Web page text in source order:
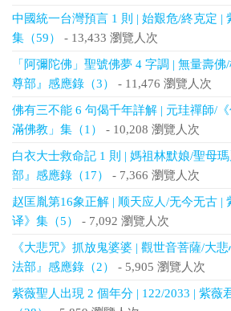
中國統一台灣預言 1 則 | 始艱危/終克定 |
集（59）
- 13,433 瀏覽人次
「阿彌陀佛」聖號佛夢 4 字調 | 無量壽
尊部』感應錄（3）
- 11,476 瀏覽人次
佛有三不能 6 句偈千年詳解 | 元珪禪師/
滿佛教」集（1）
- 10,208 瀏覽人次
白衣大士救命記 1 則 | 媽祖林默娘/聖母
部』感應錄（17）
- 7,366 瀏覽人次
赵匡胤第16象正解 | 顺天应人/无今无古 |
译》集（5）
- 7,092 瀏覽人次
《大悲咒》抓放鬼婆婆 | 觀世音菩薩/大
法部』感應錄（2）
- 5,905 瀏覽人次
紫薇聖人出現 2 個年分 | 122/2033 | 紫薇